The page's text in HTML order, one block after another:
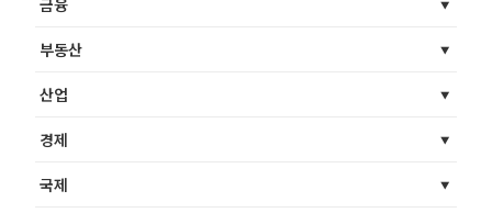
금융
부동산
산업
경제
국제